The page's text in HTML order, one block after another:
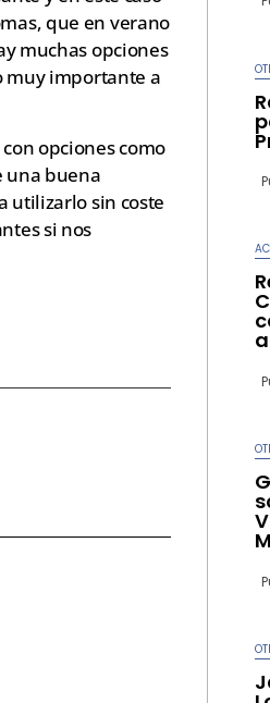
que en verano
muchas opciones
muy importante a
opciones como
una buena
utilizarlo sin coste
si nos